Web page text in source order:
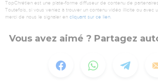
TopChrétien est une plate-forme diffuseur de contenu de
Toutefois, si vous veniez à trouver un contenu vidéo illicite ou avec
merci de nous le signaler en cliquant sur ce lien.
Vous avez aimé ? Partagez